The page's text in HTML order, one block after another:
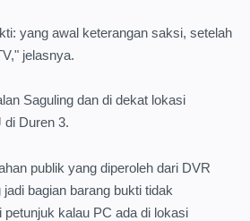
yang awal keterangan saksi, setelah
jelasnya.
Saguling dan di dekat lokasi
di Duren 3.
publik yang diperoleh dari DVR
bagian barang bukti tidak
petunjuk kalau PC ada di lokasi